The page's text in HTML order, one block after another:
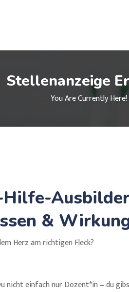
Stellenanzeige
You Are Currently Here!
&
Herz am richtigen Fleck?
nicht einfach nur Dozent*in – du